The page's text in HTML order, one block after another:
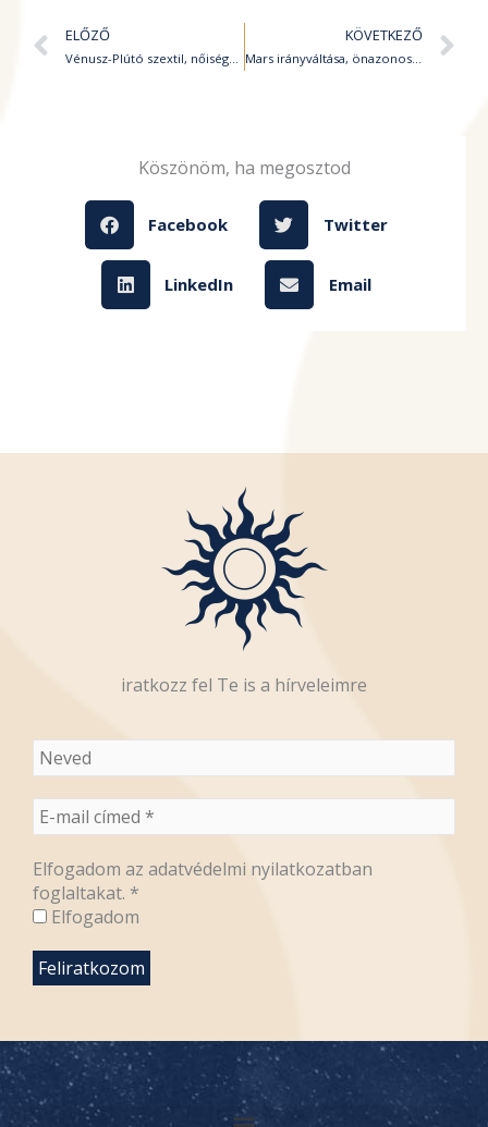
Előző
ELŐZŐ KÖVETKEZŐ
Mars irányváltása, önazonos lépések
Köszönöm, ha megosztod
Facebook Twitter
LinkedIn Email
iratkozz fel Te is a hírveleimre
Elfogadom az adatvédelmi nyilatkozatban
foglaltakat. *
Elfogadom